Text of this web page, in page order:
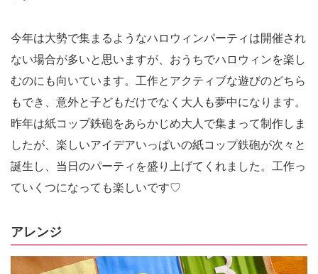
今年は大勢で集まるようなハロウィンパーティは開催され
ない場合が多いと思いますが、おうちでハロウィンを楽し
むのにも向いています。工作とアクティブな遊びのどちら
もでき、意外と子どもだけでなく大人も夢中になります。
昨年は紙コップ鉄砲をあらかじめ大人で集まって制作しま
したが、楽しいアイデアいっぱいの紙コップ鉄砲が次々と
誕生し、当日のパーティを盛り上げてくれました。工作っ
ていくつになっても楽しいです♡
アレンジ